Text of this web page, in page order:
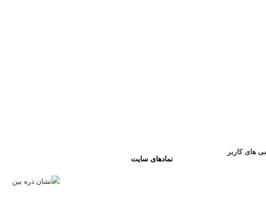
های کاربر
نمادهای سایت